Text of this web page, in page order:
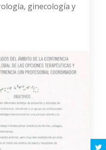
ginecología y